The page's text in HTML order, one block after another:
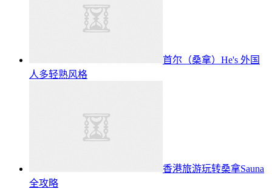
首尔（桑拿）He's 外国
人多轻熟风格
香港旅游玩转桑拿Sauna
全攻略